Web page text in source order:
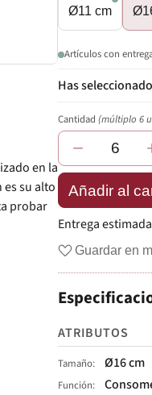
en la
su alto
probar
Ø11 cm
Artículos con
Cantidad(múltiplo 6
−
Añadir al
Entrega
Guardar en
ATRIBUTOS
Tamaño Ø16 cm
Función